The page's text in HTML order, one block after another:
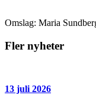
Omslag: Maria
Fler nyheter
13 juli 2026